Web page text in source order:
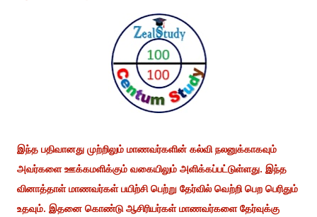
இந்த பதிவானது முற்றிலும் மாணவர்களின் கல்வி நலனுக்காகவும்
அவர்களை ஊக்கமளிக்கும் வகையிலும் அளிக்கப்பட்டுள்ளது. இந்த
வினாத்தாள் மாணவர்கள் பயிற்சி பெற்று தேர்வில் வெற்றி பெற பெரிதும்
உதவும். இதனை கொண்டு ஆசிரியர்கள் மாணவர்களை தேர்வுக்கு